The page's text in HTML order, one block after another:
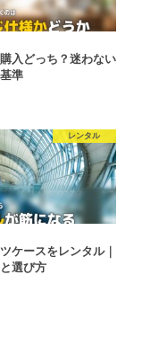
入どっち？迷わない
準
レンタル
ケースをレンタル｜
選び方